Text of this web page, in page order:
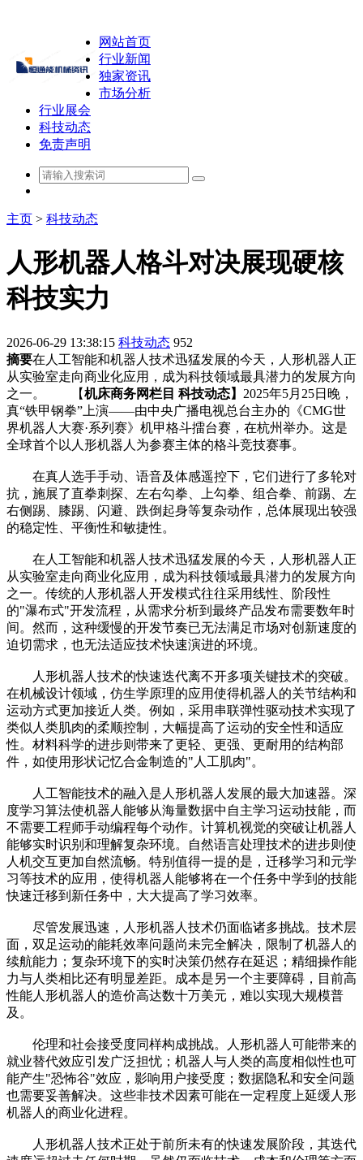
网站首页
行业新闻
独家资讯
市场分析
行业展会
科技动态
免责声明
主页 > 科技动态
人形机器人格斗对决展现硬核
科技实力
2026-06-29 13:38:15 科技动态 952
摘要在人工智能和机器人技术迅猛发展的今天，人形机器人正
从实验室走向商业化应用，成为科技领域最具潜力的发展方向
之一。 【机床商务网栏目 科技动态】 2025年5月25日晚，
真“铁甲钢拳”上演——由中央广播电视总台主办的《CMG世
界机器人大赛·系列赛》机甲格斗擂台赛，在杭州举办。这是
全球首个以人形机器人为参赛主体的格斗竞技赛事。
在真人选手手动、语音及体感遥控下，它们进行了多轮对
抗，施展了直拳刺探、左右勾拳、上勾拳、组合拳、前踢、左
右侧踢、膝踢、闪避、跌倒起身等复杂动作，总体展现出较强
的稳定性、平衡性和敏捷性。
在人工智能和机器人技术迅猛发展的今天，人形机器人正
从实验室走向商业化应用，成为科技领域最具潜力的发展方向
之一。传统的人形机器人开发模式往往采用线性、阶段性
的"瀑布式"开发流程，从需求分析到最终产品发布需要数年时
间。然而，这种缓慢的开发节奏已无法满足市场对创新速度的
迫切需求，也无法适应技术快速演进的环境。
人形机器人技术的快速迭代离不开多项关键技术的突破。
在机械设计领域，仿生学原理的应用使得机器人的关节结构和
运动方式更加接近人类。例如，采用串联弹性驱动技术实现了
类似人类肌肉的柔顺控制，大幅提高了运动的安全性和适应
性。材料科学的进步则带来了更轻、更强、更耐用的结构部
件，如使用形状记忆合金制造的"人工肌肉"。
人工智能技术的融入是人形机器人发展的最大加速器。深
度学习算法使机器人能够从海量数据中自主学习运动技能，而
不需要工程师手动编程每个动作。计算机视觉的突破让机器人
能够实时识别和理解复杂环境。自然语言处理技术的进步则使
人机交互更加自然流畅。特别值得一提的是，迁移学习和元学
习等技术的应用，使得机器人能够将在一个任务中学到的技能
快速迁移到新任务中，大大提高了学习效率。
尽管发展迅速，人形机器人技术仍面临诸多挑战。技术层
面，双足运动的能耗效率问题尚未完全解决，限制了机器人的
续航能力；复杂环境下的实时决策仍然存在延迟；精细操作能
力与人类相比还有明显差距。成本是另一个主要障碍，目前高
性能人形机器人的造价高达数十万美元，难以实现大规模普
及。
伦理和社会接受度同样构成挑战。人形机器人可能带来的
就业替代效应引发广泛担忧；机器人与人类的高度相似性也可
能产生"恐怖谷"效应，影响用户接受度；数据隐私和安全问题
也需要妥善解决。这些非技术因素可能在一定程度上延缓人形
机器人的商业化进程。
人形机器人技术正处于前所未有的快速发展阶段，其迭代